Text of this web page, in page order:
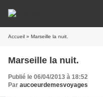
Accueil » Marseille la nuit.
Marseille la nuit.
Publié le 06/04/2013 à 18:52
Par aucoeurdemesvoyages